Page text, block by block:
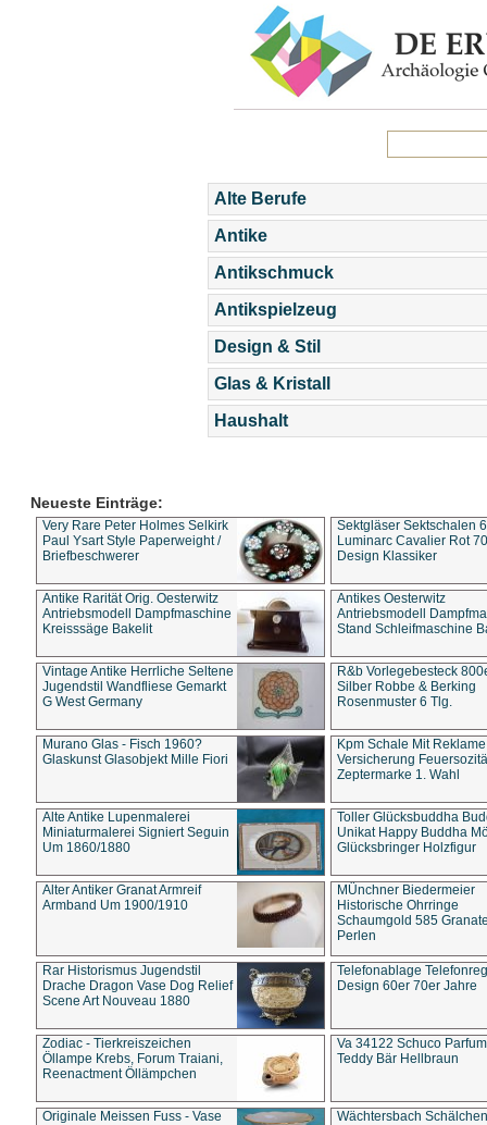
Alte Berufe
Antike
Antikschmuck
Antikspielzeug
Design & Stil
Glas & Kristall
Haushalt
Neueste Einträge:
Very Rare Peter Holmes Selkirk
Paul Ysart Style Paperweight /
Briefbeschwerer
Sektgläser Sektschalen
Luminarc Cavalier Rot
Design Klassiker
Antike Rarität Orig. Oesterwitz
Antriebsmodell Dampfmaschine
Kreisssäge Bakelit
Antikes Oesterwitz
Antriebsmodell
Stand Schleifmaschine
Vintage Antike Herrliche Seltene
Jugendstil Wandfliese Gemarkt
G West Germany
R&b Vorlegebesteck
Silber Robbe & Berking
Rosenmuster 6 Tlg.
Murano Glas - Fisch 1960?
Glaskunst Glasobjekt Mille Fiori
Kpm Schale Mit Reklame
Versicherung
Zeptermarke 1. Wahl
Alte Antike Lupenmalerei
Miniaturmalerei Signiert Seguin
Um 1860/1880
Toller Glücksbuddha
Unikat Happy Buddha
Glücksbringer Holzfigur
Alter Antiker Granat Armreif
Armband Um 1900/1910
MÜnchner Biedermeier
Historische Ohrringe
Schaumgold 585
Perlen
Rar Historismus Jugendstil
Drache Dragon Vase Dog Relief
Scene Art Nouveau 1880
Telefonablage
Design 60er 70er Jahre
Zodiac - Tierkreiszeichen
Öllampe Krebs, Forum Traiani,
Reenactment Öllämpchen
Va 34122 Schuco
Teddy Bär Hellbraun
Originale Meissen Fuss - Vase
Wächtersbach Schälchen